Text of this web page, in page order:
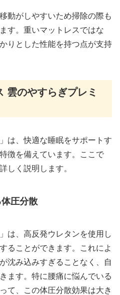
動がしやすいため掃除の際も
す。重いマットレスではな
りとした性能を持つ点が支持
雲のやすらぎプレミ
は、快適な睡眠をサポートす
徴を備えています。ここで
しく説明します。
圧分散
は、高反発ウレタンを使用し
ることができます。これによ
沈み込みすぎることなく、自
ます。特に腰痛に悩んでいる
て、この体圧分散効果は大き